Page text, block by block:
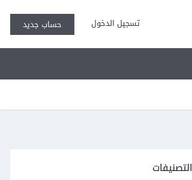
تسجيل الدخول حساب جديد
التصنيفات